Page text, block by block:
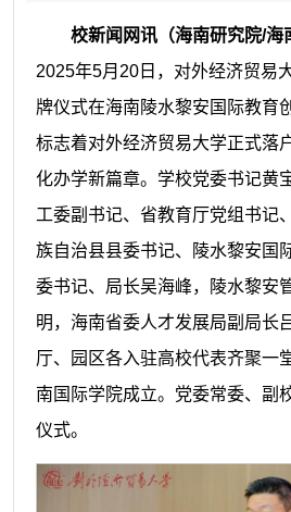
校新闻网讯（海南研究院/海
2025年5月20日，对外经济贸易
牌仪式在海南陵水黎安国际教育
标志着对外经济贸易大学正式落
化办学新篇章。学校党委书记黄
工委副书记、省教育厅党组书记
族自治县县委书记、陵水黎安国
委书记、局长吴海峰，陵水黎安
明，海南省委人才发展局副局长
厅、园区各入驻高校代表齐聚一
南国际学院成立。党委常委、副
仪式。